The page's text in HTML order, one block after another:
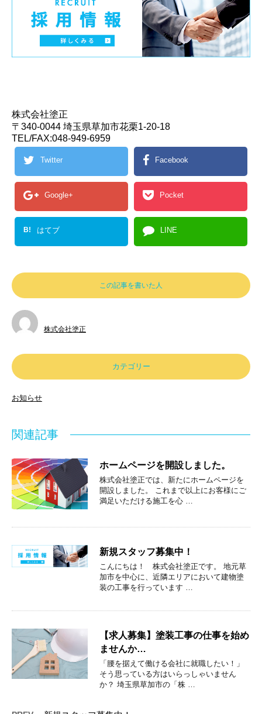
株式会社塗正
〒340-0044 埼玉県草加市花栗1-20-18
TEL/FAX:048-949-6959
Twitter Facebook
Google+ Pocket
B! はてブ LINE
この記事を書いた人
株式会社塗正
カテゴリー
お知らせ
関連記事
ホームページを開設しました。
株式会社塗正では、新たにホームページを
開設しました。 これまで以上にお客様にご
満足いただける施工を心 …
新規スタッフ募集中！
こんにちは！ 株式会社塗正です。 地元草
加市を中心に、近隣エリアにおいて建物塗
装の工事を行っています …
【求人募集】塗装工事の仕事を始め
ませんか…
「腰を据えて働ける会社に就職したい！」
そう思っている方はいらっしゃいません
か？ 埼玉県草加市の「株 …